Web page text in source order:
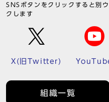
SNSボタンをクリックすると別
クします
X(旧Twitter)
組織一覧